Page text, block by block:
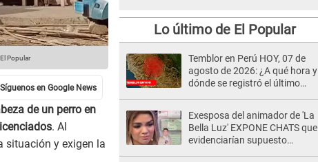
Popular
de un perro en
. Al
situación y exigen la
Lo último de El Popular
Temblor en Perú HOY, 07 de
agosto de 2026: ¿A qué hora y
dónde se registró el último
Exesposa del animador de 'La
Bella Luz' EXPONE CHATS que
evidenciarían supuesto